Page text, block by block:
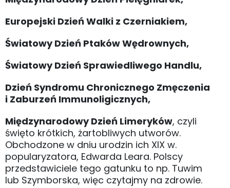
Europejski Dzień Walki z Czerniakiem,
Światowy Dzień Ptaków Wędrownych,
Światowy Dzień Sprawiedliwego Handlu,
Dzień Syndromu Chronicznego Zmęczenia
i Zaburzeń Immunoligicznych,
Międzynarodowy Dzień Limeryków, czyli
święto krótkich, żartobliwych utworów.
Obchodzone w dniu urodzin ich XIX w.
popularyzatora, Edwarda Leara. Polscy
przedstawiciele tego gatunku to np. Tuwim
lub Szymborska, więc czytajmy na zdrowie.